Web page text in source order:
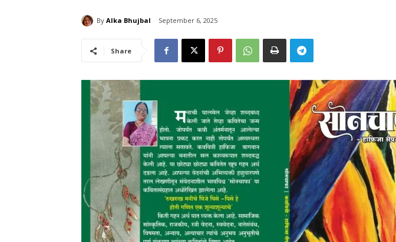
By Alka Bhujbal September 6, 2025
Share